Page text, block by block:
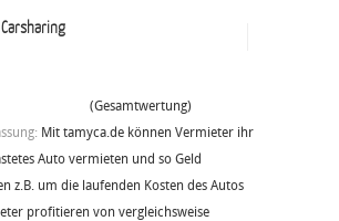
(Gesamtwertung)
Mit tamyca.de können Vermieter ihr
Auto vermieten und so Geld
z.B. um die laufenden Kosten des Autos
profitieren von vergleichsweise